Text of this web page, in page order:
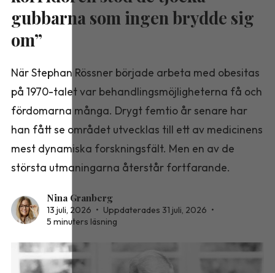
gubbarna som ingen brydde sig
om”
När Stephan Rössner började arbeta med obesitas
på 1970-talet var behandlingsmöjligheterna få och
fördomarna många. Drygt femtio år senare har
han fått se området utvecklas till ett av medicinens
mest dynamiska forskningsfält. Men en av de
största utmaningarna återstår fortfarande.
Nina Granberg
13 juli, 2026 • Uppdaterades 31 juli, 2026 •
5 minuters läsning